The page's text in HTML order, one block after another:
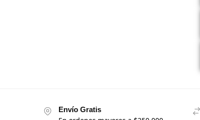
Envío Gratis